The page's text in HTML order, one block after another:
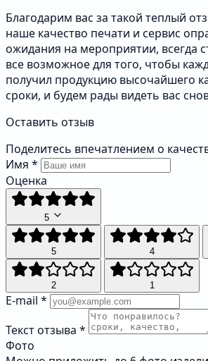
Благодарим вас за такой теплый
наше качество печати и сервис
ожидания на мероприятии, всегда
все возможное для того, чтобы
получил продукцию высочайшего
сроки, и будем рады видеть вас
Оставить отзыв
Поделитесь впечатлением о
Имя *
Оценка
5
5 4
2 1
E-mail *
Текст отзыва *
Фото